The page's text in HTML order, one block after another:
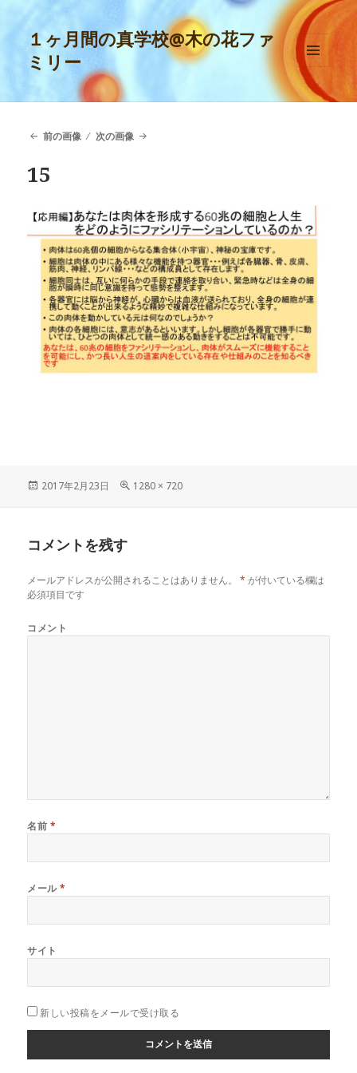
１ヶ月間の真学校@木の花ファ
ミリー
メニュ
ーとウ
ィジェ
前の画像
次の画像
15
投
2017年2月23日
フ
1280 × 720
コメントを残す
メールアドレスが公開されることはありません。 * が付いている欄は
必須項目です
コメント
名前 *
メール*
サイト
新しい投稿をメールで受け取る